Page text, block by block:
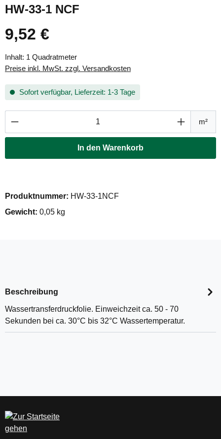
HW-33-1 NCF
Regulärer Preis:
9,52 €
Inhalt: 1 Quadratmeter
Preise inkl. MwSt. zzgl. Versandkosten
Sofort verfügbar, Lieferzeit: 1-3 Tage
Produkt Anzahl: Gib den gewünschten m²
In den Warenkorb
Produktnummer: HW-33-1NCF
Gewicht: 0,05 kg
Beschreibung
Wassertransferdruckfolie. Einweichzeit ca. 50 - 70
Sekunden bei ca. 30°C bis 32°C Wassertemperatur.